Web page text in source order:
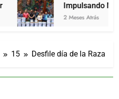
Impulsando
2 Meses Atrás
15 Desfile día de la Raza